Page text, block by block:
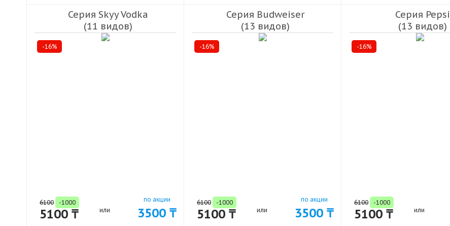
Серия Skyy Vodka
(11 видов)
-16%
6100 -1000
5100 ₸ или
по акции
3500 ₸
Серия Budweiser
(13 видов)
-16%
6100 -1000
5100 ₸ или
по акции
3500 ₸
Серия Pepsi
(13 видов)
-16%
6100 -1000
5100 ₸ или